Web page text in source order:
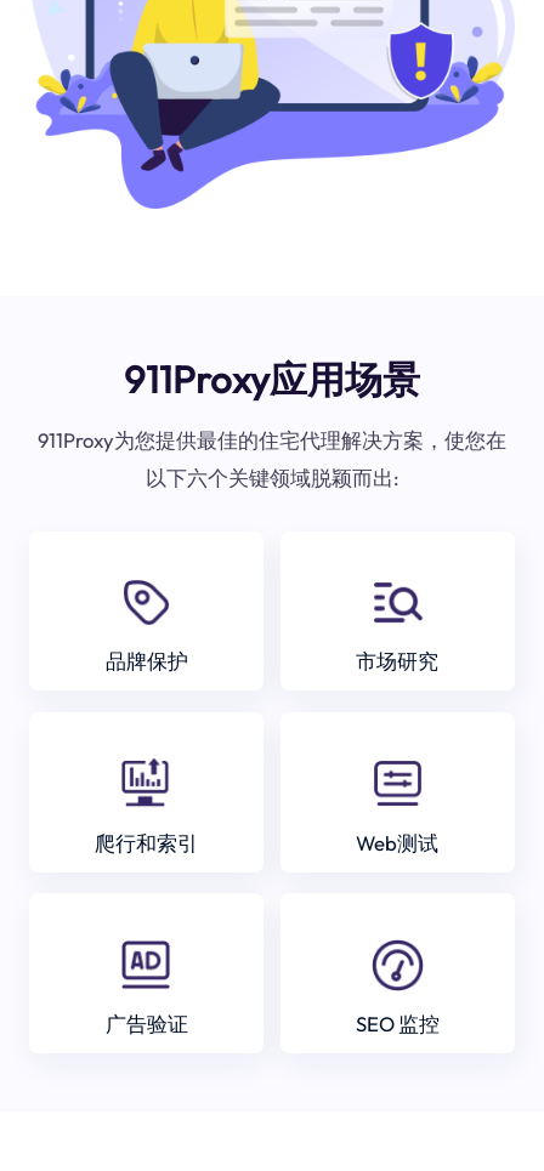
911Proxy应用场景
911Proxy为您提供最佳的住宅代理解决方案，使您在
以下六个关键领域脱颖而出:
品牌保护 市场研究
爬行和索引 Web测试
广告验证 SEO 监控